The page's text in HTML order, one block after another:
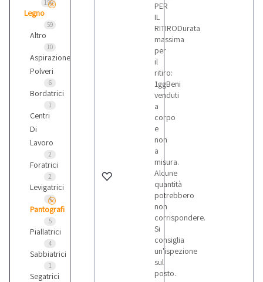
156
Legno
59
Altro
10
Aspirazione
Polveri
6
Bordatrici
1
Centri
Di
Lavoro
2
Foratrici
2
Levigatrici
4
Pantografi
5
Piallatrici
4
Sabbiatrici
1
Segatrici
PER
IL
RITIRODurata
massima
per
il
ritiro:
1ggBeni
venduti
a
corpo
e
non
a
misura.
Alcune
quantità
potrebbero
non
corrispondere.
Si
consiglia
un'ispezione
sul
posto.